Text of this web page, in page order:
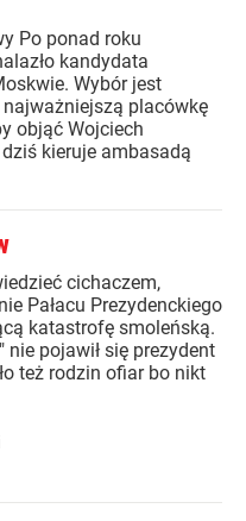
Po ponad roku
kandydata
Wybór jest
placówkę
objąć Wojciech
kieruje ambasadą
cichaczem,
Pałacu Prezydenckiego
katastrofę smoleńską.
nie pojawił się prezydent
też rodzin ofiar bo nikt